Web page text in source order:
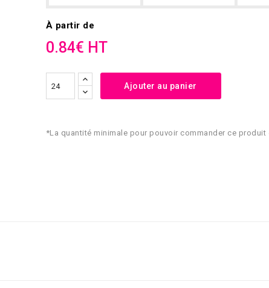
À partir de
0.84€ HT
Ajouter au panier
*La quantité minimale pour pouvoir commander ce produit